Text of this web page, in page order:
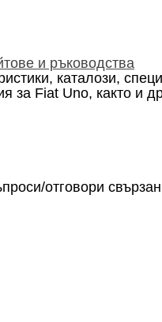
и ръководства
каталози,
за Fiat Uno, както и
отговори